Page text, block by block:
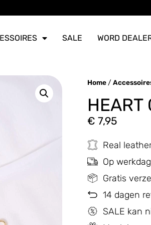
SALE WORD
Home /
HEART
€ 7,95
Real
Op
Gratis
14 dagen
SALE kan